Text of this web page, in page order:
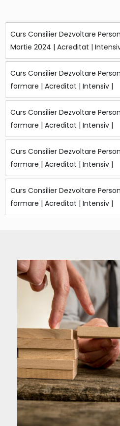
Curs Consilier Dezvoltare
Martie 2024 | Acreditat |
Curs Consilier Dezvoltare
formare | Acreditat | Intensiv |
Curs Consilier Dezvoltare
formare | Acreditat | Intensiv |
Curs Consilier Dezvoltare
formare | Acreditat | Intensiv |
Curs Consilier Dezvoltare
formare | Acreditat | Intensiv |